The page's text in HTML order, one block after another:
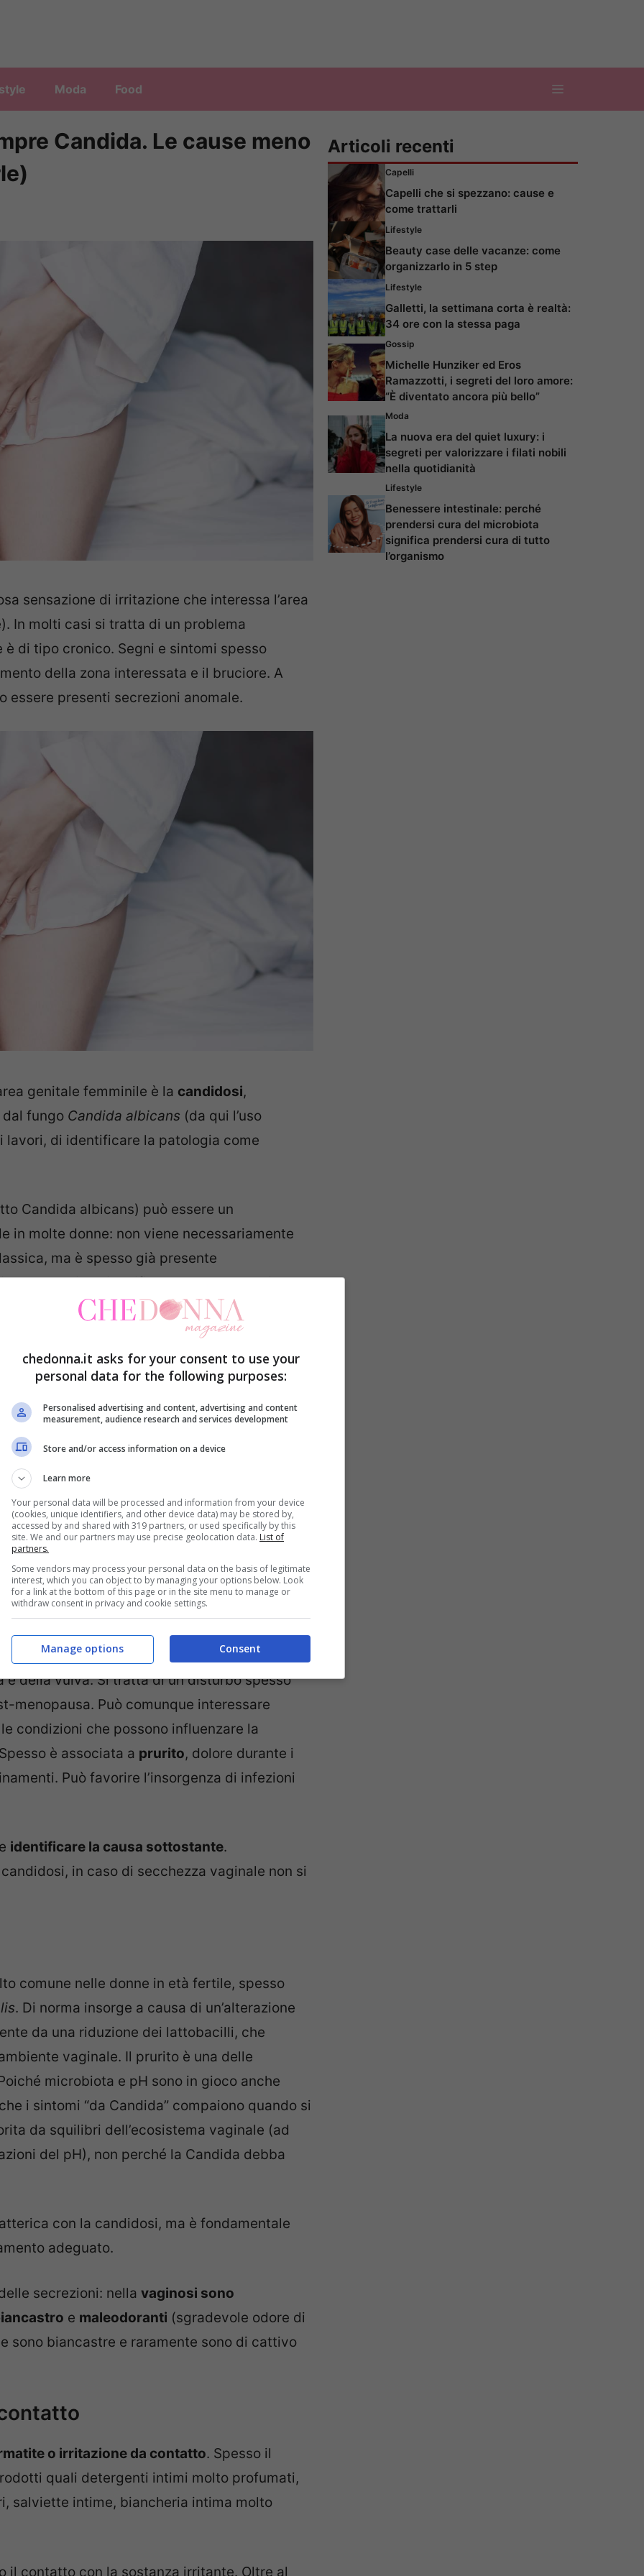
Moda Food
Candida. Le cause meno
sensazione di irritazione che interessa l’area
In molti casi si tratta di un problema
di tipo cronico. Segni e sintomi spesso
della zona interessata e il bruciore. A
essere presenti secrezioni anomale.
genitale femminile è la candidosi,
dal fungo Candida albicans (da qui l’uso
di identificare la patologia come
Candida albicans) può essere un
in molte donne: non viene necessariamente
ma è spesso già presente
da Candida si verifica quando la Candida
di condizioni che alterano l’equilibrio
e del contenuto di lattobacilli, o fattori
diffusa, non è certo la sola causa di
adaltre condizioni, alcune più comuni, altre
del fastidio è fondamentale perché si potrà
di siti dedicati, mentre di seguito trovi
note o comunque più sottovalutate di prurito
legata a una riduzione della normale
della vulva. Si tratta di un disturbo spesso
menopausa. Può comunque interessare
condizioni che possono influenzare la
è associata a prurito, dolore durante i
Può favorire l’insorgenza di infezioni
identificare la causa sottostante.
in caso di secchezza vaginale non si
comune nelle donne in età fertile, spesso
. Di norma insorge a causa di un’alterazione
da una riduzione dei lattobacilli, che
vaginale. Il prurito è una delle
microbiota e pH sono in gioco anche
i sintomi “da Candida” compaiono quando si
da squilibri dell’ecosistema vaginale (ad
del pH), non perché la Candida debba
con la candidosi, ma è fondamentale
adeguato.
secrezioni: nella vaginosi sono
e maleodoranti (sgradevole odore di
sono biancastre e raramente sono di cattivo
o irritazione da contatto. Spesso il
quali detergenti intimi molto profumati,
salviette intime, biancheria intima molto
il contatto con la sostanza irritante. Oltre al
Articoli recenti
Capelli
Capelli che si spezzano: cause e
come trattarli
Lifestyle
Beauty case delle vacanze: come
organizzarlo in 5 step
Lifestyle
Galletti, la settimana corta è realtà:
34 ore con la stessa paga
Gossip
Michelle Hunziker ed Eros
Ramazzotti, i segreti del loro amore:
“È diventato ancora più bello”
Moda
La nuova era del quiet luxury: i
segreti per valorizzare i filati nobili
nella quotidianità
Lifestyle
Benessere intestinale: perché
prendersi cura del microbiota
significa prendersi cura di tutto
l’organismo
chedonna.it asks for your consent to use your
personal data for the following purposes:
Personalised advertising and content, advertising and content
measurement, audience research and services development
Store and/or access information on a device
Learn more
Your personal data will be processed and information from your device
(cookies, unique identifiers, and other device data) may be stored by,
accessed by and shared with 319 partners, or used specifically by this
site. We and our partners may use precise geolocation data. List of
partners.
Some vendors may process your personal data on the basis of legitimate
interest, which you can object to by managing your options below. Look
for a link at the bottom of this page or in the site menu to manage or
withdraw consent in privacy and cookie settings.
Consent
Manage options